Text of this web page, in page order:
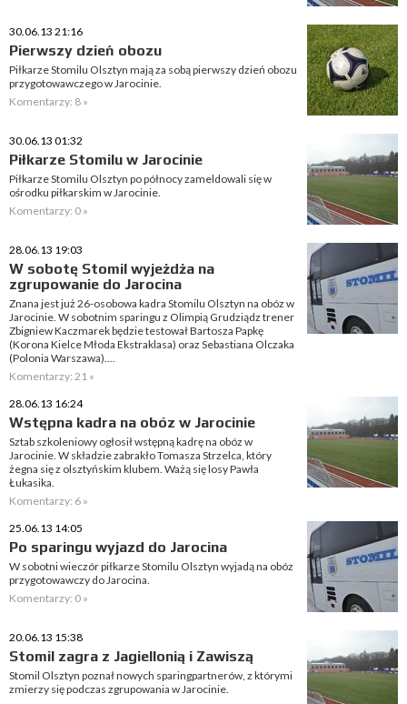
30.06.13 21:16
Pierwszy dzień obozu
Piłkarze Stomilu Olsztyn mają za sobą pierwszy dzień obozu
przygotowawczego w Jarocinie.
Komentarzy: 8 »
30.06.13 01:32
Piłkarze Stomilu w Jarocinie
Piłkarze Stomilu Olsztyn po północy zameldowali się w
ośrodku piłkarskim w Jarocinie.
Komentarzy: 0 »
28.06.13 19:03
W sobotę Stomil wyjeżdża na
zgrupowanie do Jarocina
Znana jest już 26-osobowa kadra Stomilu Olsztyn na obóz w
Jarocinie. W sobotnim sparingu z Olimpią Grudziądz trener
Zbigniew Kaczmarek będzie testował Bartosza Papkę
(Korona Kielce Młoda Ekstraklasa) oraz Sebastiana Olczaka
(Polonia Warszawa)....
Komentarzy: 21 »
28.06.13 16:24
Wstępna kadra na obóz w Jarocinie
Sztab szkoleniowy ogłosił wstępną kadrę na obóz w
Jarocinie. W składzie zabrakło Tomasza Strzelca, który
żegna się z olsztyńskim klubem. Ważą się losy Pawła
Łukasika.
Komentarzy: 6 »
25.06.13 14:05
Po sparingu wyjazd do Jarocina
W sobotni wieczór piłkarze Stomilu Olsztyn wyjadą na obóz
przygotowawczy do Jarocina.
Komentarzy: 0 »
20.06.13 15:38
Stomil zagra z Jagiellonią i Zawiszą
Stomil Olsztyn poznał nowych sparingpartnerów, z którymi
zmierzy się podczas zgrupowania w Jarocinie.